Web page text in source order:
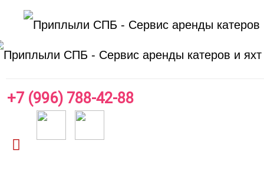
+7 (996) 788-42-88